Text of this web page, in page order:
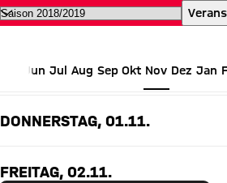
Alle Termine des
Jun Jul Aug Sep Okt Nov Dez Jan
NOVEMBER 2018
DONNERSTAG, 01.11.
FREITAG, 02.11.